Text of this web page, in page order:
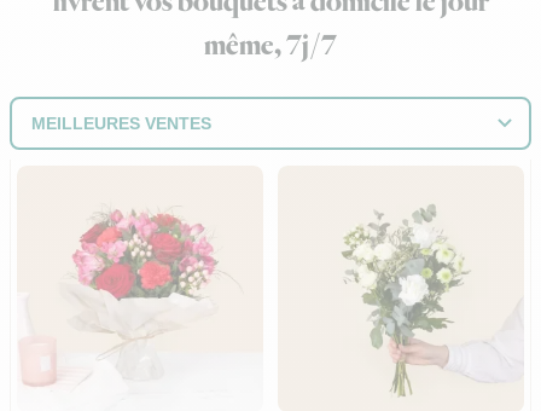
même, 7j/7